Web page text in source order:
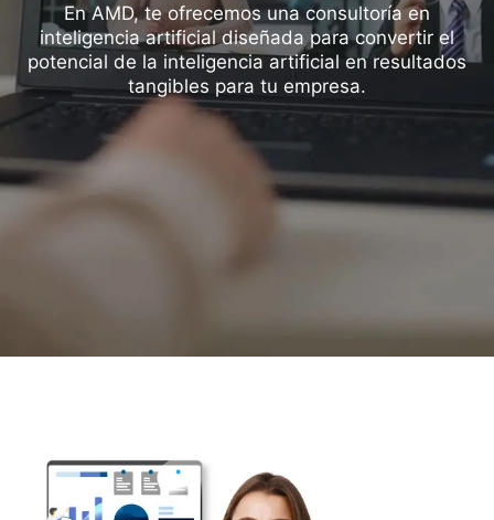
En AMD, te ofrecemos una consultoría en
inteligencia artificial diseñada para convertir el
potencial de la inteligencia artificial en resultados
tangibles para tu empresa.